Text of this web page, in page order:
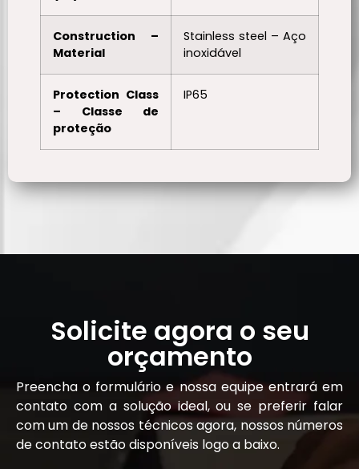
Construction –
Material
Stainless steel – Aço
inoxidável
Protection Class
– Classe de
proteção
IP65
Solicite agora o seu
orçamento
Preencha o formulário e nossa equipe entrará em
contato com a solução ideal, ou se preferir falar
com um de nossos técnicos agora, nossos números
de contato estão disponíveis logo a baixo.